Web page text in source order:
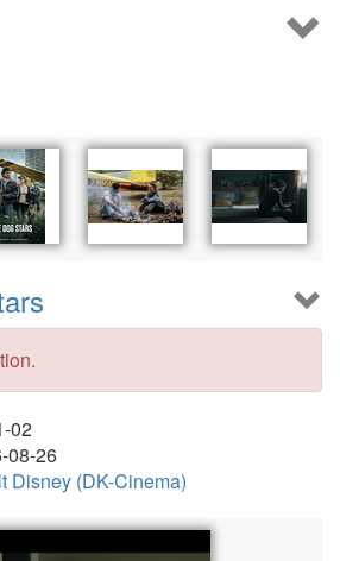
02
08-26
Disney (DK-Cinema)